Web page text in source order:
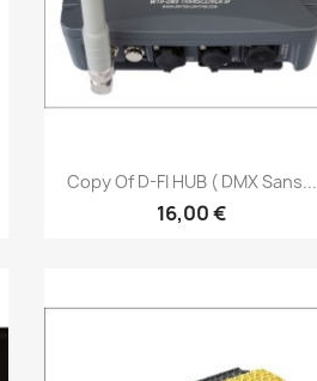
Vorschau
Copy Of D-FI HUB ( DMX Sans...
16,00 €